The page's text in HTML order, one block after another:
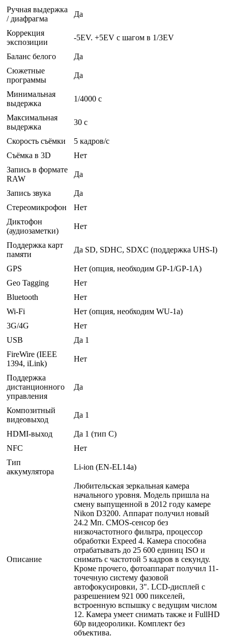
Ручная выдержка
/ диафрагма
Да
Коррекция
экспозиции
-5EV. +5EV с шагом в 1/3EV
Баланс белого
Да
Сюжетные
программы
Да
Минимальная
выдержка
1/4000 c
Максимальная
выдержка
30 c
Скорость съёмки
5 кадров/с
Съёмка в 3D
Нет
Запись в формате
RAW
Да
Запись звука
Да
Стереомикрофон
Нет
Диктофон
(аудиозаметки)
Нет
Поддержка карт
памяти
Да SD, SDHC, SDXC (поддержка UHS-I)
GPS
Нет (опция, необходим GP-1/GP-1A)
Geo Tagging
Нет
Bluetooth
Нет
Wi-Fi
Нет (опция, необходим WU-1а)
3G/4G
Нет
USB
Да 1
FireWire (IEEE
1394, iLink)
Нет
Поддержка
дистанционного
управления
Да
Композитный
видеовыход
Да 1
HDMI-выход
Да 1 (тип С)
NFC
Нет
Тип
аккумулятора
Li-ion (EN-EL14a)
Описание
Любительская зеркальная камера
начального уровня. Модель пришла на
смену выпущенной в 2012 году камере
Nikon D3200. Аппарат получил новый
24.2 Мп. CMOS-сенсор без
низкочастотного фильтра, процессор
обработки Expeed 4. Камера способна
отрабатывать до 25 600 единиц ISO и
снимать с частотой 5 кадров в секунду.
Кроме прочего, фотоаппарат получил 11-
точечную систему фазовой
автофокусировки, 3". LCD-дисплей с
разрешением 921 000 пикселей,
встроенную вспышку с ведущим числом
12. Камера умеет снимать также и FullHD
60p видеоролики. Комплект без
объектива.